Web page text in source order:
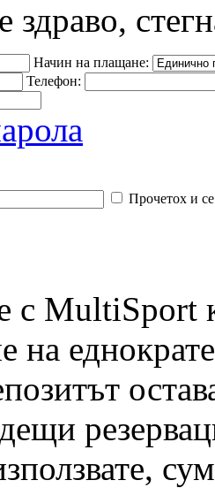
здраво,
Начин на плащане:
Телефон:
Прочетох и
с MultiSport
на